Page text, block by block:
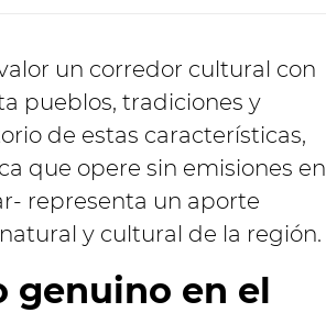
un corredor cultural con
pueblos, tradiciones y
de estas características,
que opere sin emisiones en
representa un aporte
y cultural de la región.
genuino en el